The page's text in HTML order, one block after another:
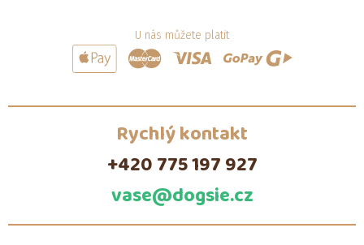
U nás můžete platit
Rychlý kontakt
+420 775 197 927
vase@dogsie.cz